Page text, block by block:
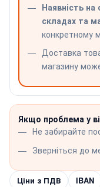
Наявність на
складах та
конкретному
Доставка
магазину
Якщо проблема у
Не забирайте
Зверніться до
Ціни з ПДВ IBAN